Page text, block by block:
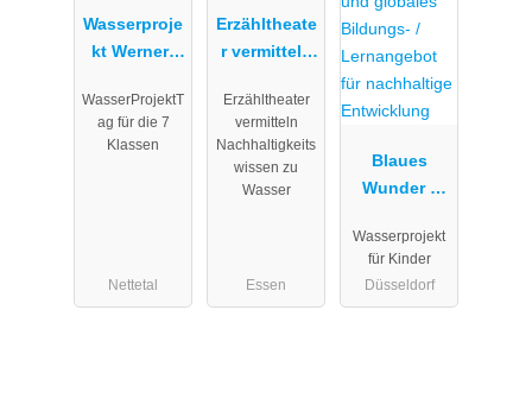
Wasserproje
kt Werner-
Gymnasium
WasserProjektT
ag für die 7
Klassen
Nettetal
Erzähltheate
r vermitteln
eitswissen
zu Wasser
Erzähltheater
vermitteln
Nachhaltigkeits
wissen zu
Wasser
Essen
Blaues
Wunder -
kt -
Inklusives
Wasserprojekt
für Kinder
Düsseldorf